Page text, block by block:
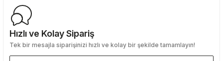
Hızlı ve Kolay Sipariş
Tek bir mesajla siparişinizi hızlı ve kolay bir şekilde tamamlayın!